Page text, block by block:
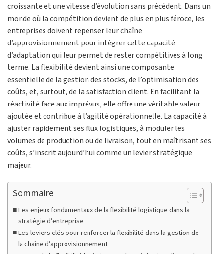
croissante et une vitesse d’évolution sans précédent. Dans un
monde où la compétition devient de plus en plus féroce, les
entreprises doivent repenser leur chaîne
d’approvisionnement pour intégrer cette capacité
d’adaptation qui leur permet de rester compétitives à long
terme. La flexibilité devient ainsi une composante
essentielle de la gestion des stocks, de l’optimisation des
coûts, et, surtout, de la satisfaction client. En facilitant la
réactivité face aux imprévus, elle offre une véritable valeur
ajoutée et contribue à l’agilité opérationnelle. La capacité à
ajuster rapidement ses flux logistiques, à moduler les
volumes de production ou de livraison, tout en maîtrisant ses
coûts, s’inscrit aujourd’hui comme un levier stratégique
majeur.
Sommaire
Les enjeux fondamentaux de la flexibilité logistique dans la
stratégie d’entreprise
Les leviers clés pour renforcer la flexibilité dans la gestion de
la chaîne d’approvisionnement